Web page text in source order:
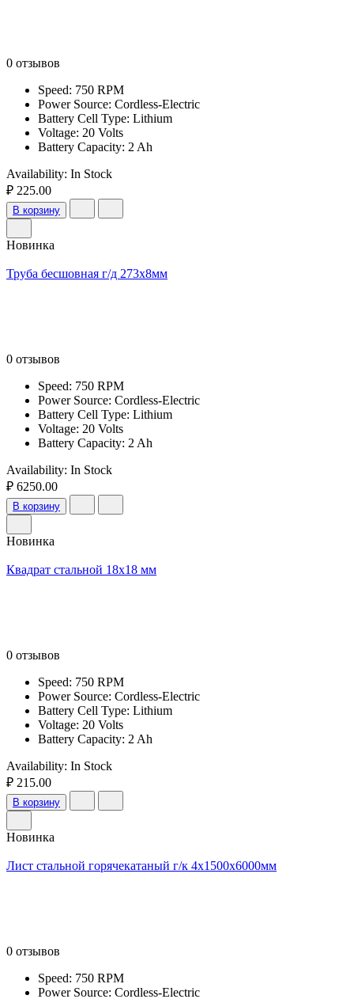
0 отзывов
Speed: 750 RPM
Power Source: Cordless-Electric
Battery Cell Type: Lithium
Voltage: 20 Volts
Battery Capacity: 2 Ah
Availability: In Stock
₽ 225.00
В корзину
Новинка
Труба бесшовная г/д 273х8мм
0 отзывов
Speed: 750 RPM
Power Source: Cordless-Electric
Battery Cell Type: Lithium
Voltage: 20 Volts
Battery Capacity: 2 Ah
Availability: In Stock
₽ 6250.00
В корзину
Новинка
Квадрат стальной 18х18 мм
0 отзывов
Speed: 750 RPM
Power Source: Cordless-Electric
Battery Cell Type: Lithium
Voltage: 20 Volts
Battery Capacity: 2 Ah
Availability: In Stock
₽ 215.00
В корзину
Новинка
Лист стальной горячекатаный г/к 4х1500х6000мм
0 отзывов
Speed: 750 RPM
Power Source: Cordless-Electric